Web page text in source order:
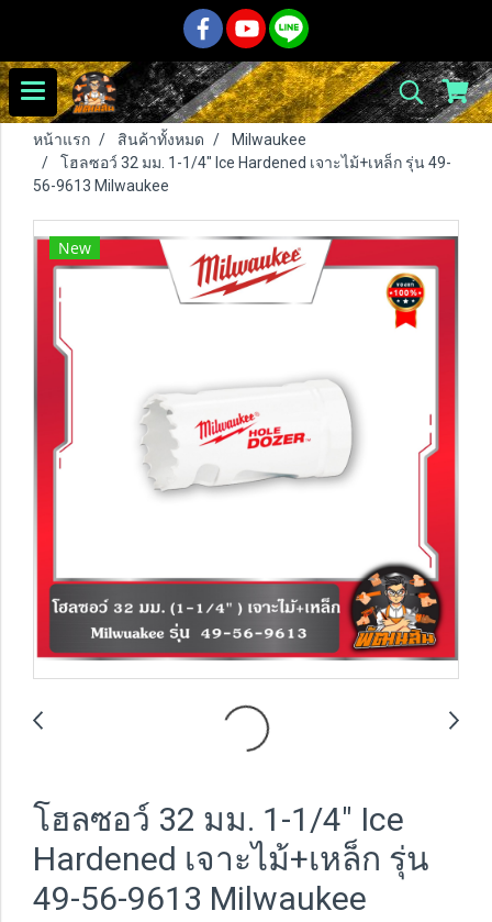
หน้าแรก สินค้าทั้งหมด
Milwaukee
โฮลซอว์ 32 มม. 1-1/4" Ice Hardened เจาะไม้+เหล็ก รุ่น 49-
56-9613 Milwaukee
New
โฮลซอว์ 32 มม. 1-1/4" Ice
Hardened เจาะไม้+เหล็ก รุ่น
49-56-9613 Milwaukee